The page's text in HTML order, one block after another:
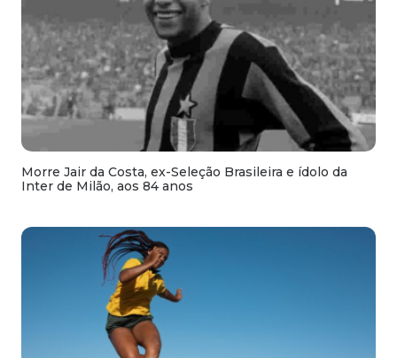
Morre Jair da Costa, ex-Seleção Brasileira e ídolo da
Inter de Milão, aos 84 anos